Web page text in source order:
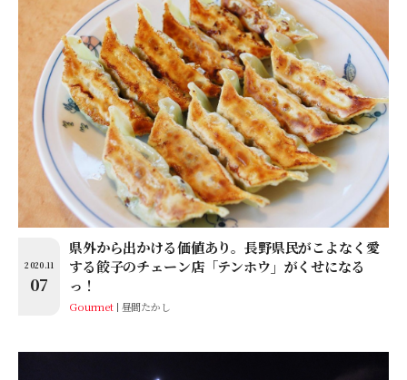
2020.11
07
県外から出かける価値あり。長野県民がこよなく愛
する餃子のチェーン店「テンホウ」がくせになる
っ！
Gourmet 昼間たかし